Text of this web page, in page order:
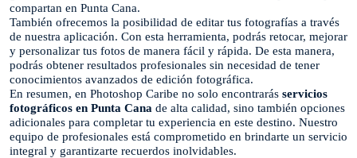
compartan en Punta Cana.
También ofrecemos la posibilidad de editar tus fotografías a través
de nuestra aplicación. Con esta herramienta, podrás retocar, mejorar
y personalizar tus fotos de manera fácil y rápida. De esta manera,
podrás obtener resultados profesionales sin necesidad de tener
conocimientos avanzados de edición fotográfica.
En resumen, en Photoshop Caribe no solo encontrarás servicios
fotográficos en Punta Cana de alta calidad, sino también opciones
adicionales para completar tu experiencia en este destino. Nuestro
equipo de profesionales está comprometido en brindarte un servicio
integral y garantizarte recuerdos inolvidables.